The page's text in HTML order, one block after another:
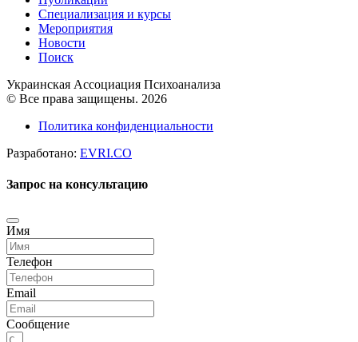
Специализация и курсы
Мероприятия
Новости
Поиск
Украинская Ассоциация Психоанализа
© Все права защищены. 2026
Политика конфиденциальности
Разработано: EVRI.CO
Запрос на консультацию
Имя
Телефон
Email
Сообщение